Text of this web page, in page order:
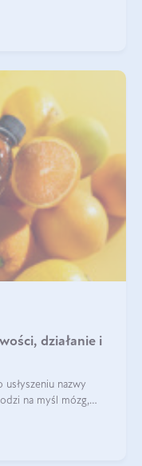
działanie i
nazwy
na myśl mózg,